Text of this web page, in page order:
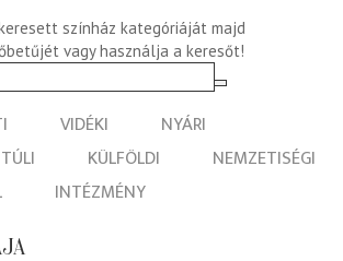
színház kategóriáját majd
vagy használja a keresőt!
VIDÉKI
NYÁRI
KÜLFÖLDI
NEMZETISÉGI
INTÉZMÉNY